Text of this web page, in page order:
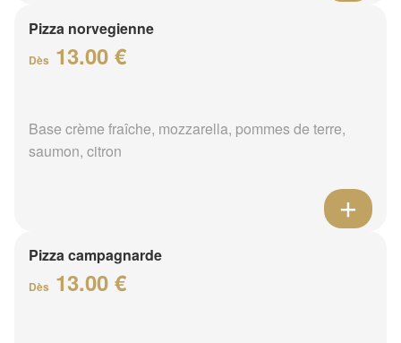
Pizza norvegienne
Dès 13.00 €
Base crème fraîche, mozzarella, pommes de terre,
saumon, citron
Pizza campagnarde
Dès 13.00 €